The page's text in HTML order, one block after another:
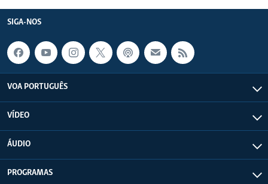
SIGA-NOS
VOA PORTUGUÊS
VÍDEO
ÁUDIO
PROGRAMAS